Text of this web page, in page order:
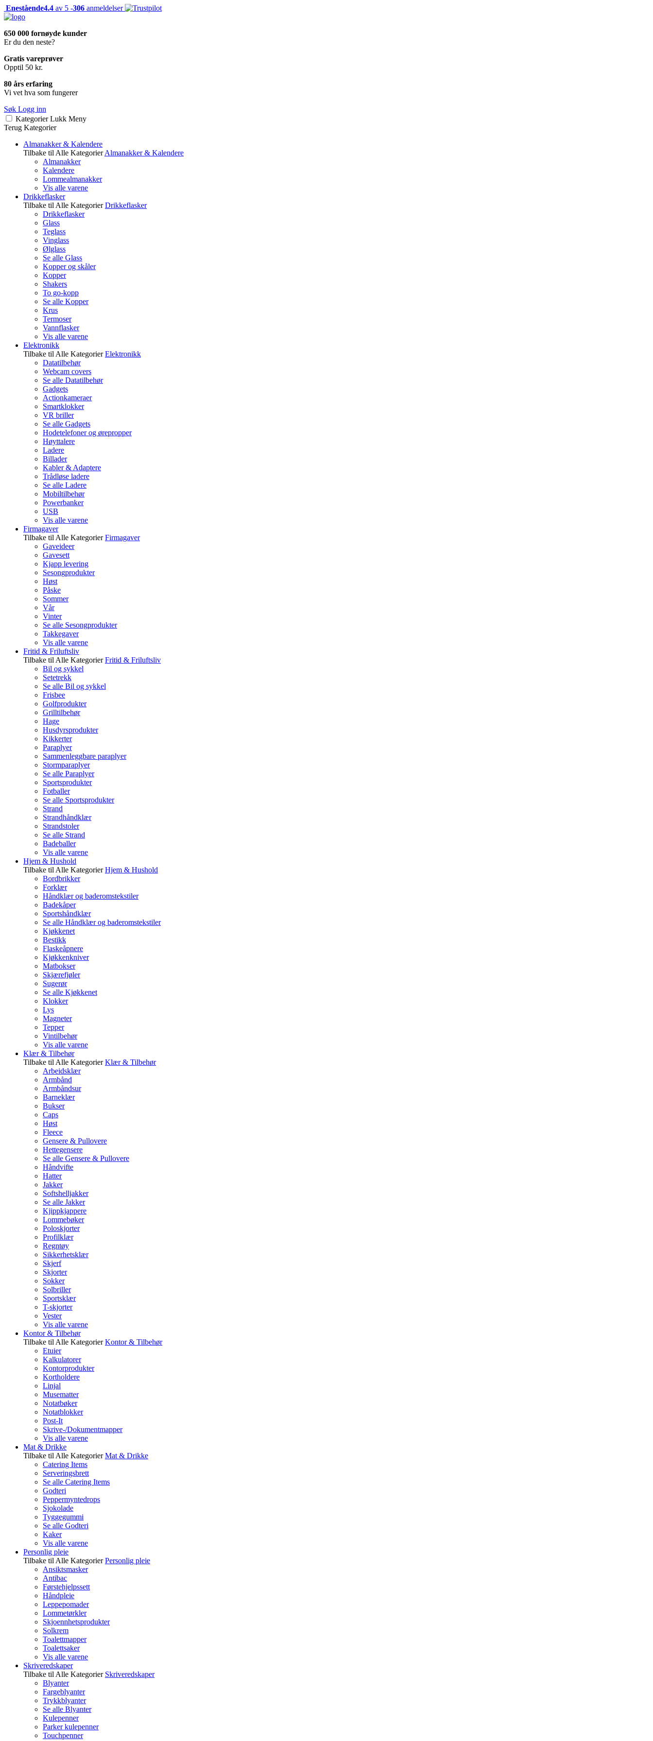
Enestående4.4 av 5 -306 anmeldelser
650 000 fornøyde kunder
Er du den neste?
Gratis vareprøver
Opptil 50 kr.
80 års erfaring
Vi vet hva som fungerer
Søk Logg inn
Kategorier Lukk Meny
Terug Kategorier
Almanakker & Kalendere
Tilbake til Alle Kategorier Almanakker & Kalendere
Almanakker
Kalendere
Lommealmanakker
Vis alle varene
Drikkeflasker
Tilbake til Alle Kategorier Drikkeflasker
Drikkeflasker
Glass
Teglass
Vinglass
Ølglass
Se alle Glass
Kopper og skåler
Kopper
Shakers
To go-kopp
Se alle Kopper
Krus
Termoser
Vannflasker
Vis alle varene
Elektronikk
Tilbake til Alle Kategorier Elektronikk
Datatilbehør
Webcam covers
Se alle Datatilbehør
Gadgets
Actionkameraer
Smartklokker
VR briller
Se alle Gadgets
Hodetelefoner og ørepropper
Høyttalere
Ladere
Billader
Kabler & Adaptere
Trådløse ladere
Se alle Ladere
Mobiltilbehør
Powerbanker
USB
Vis alle varene
Firmagaver
Tilbake til Alle Kategorier Firmagaver
Gaveideer
Gavesett
Kjapp levering
Sesongprodukter
Høst
Påske
Sommer
Vår
Vinter
Se alle Sesongprodukter
Takkegaver
Vis alle varene
Fritid & Friluftsliv
Tilbake til Alle Kategorier Fritid & Friluftsliv
Bil og sykkel
Setetrekk
Se alle Bil og sykkel
Frisbee
Golfprodukter
Grilltilbehør
Hage
Husdyrsprodukter
Kikkerter
Paraplyer
Sammenleggbare paraplyer
Stormparaplyer
Se alle Paraplyer
Sportsprodukter
Fotballer
Se alle Sportsprodukter
Strand
Strandhåndklær
Strandstoler
Se alle Strand
Badeballer
Vis alle varene
Hjem & Hushold
Tilbake til Alle Kategorier Hjem & Hushold
Bordbrikker
Forklær
Håndklær og baderomstekstiler
Badekåper
Sportshåndklær
Se alle Håndklær og baderomstekstiler
Kjøkkenet
Bestikk
Flaskeåpnere
Kjøkkenkniver
Matbokser
Skjærefjøler
Sugerør
Se alle Kjøkkenet
Klokker
Lys
Magneter
Tepper
Vintilbehør
Vis alle varene
Klær & Tilbehør
Tilbake til Alle Kategorier Klær & Tilbehør
Arbeidsklær
Armbånd
Armbåndsur
Barneklær
Bukser
Caps
Høst
Fleece
Gensere & Pullovere
Hettegensere
Se alle Gensere & Pullovere
Håndvifte
Hatter
Jakker
Softshelljakker
Se alle Jakker
Kjippkjappere
Lommebøker
Poloskjorter
Profilklær
Regntøy
Sikkerhetsklær
Skjerf
Skjorter
Sokker
Solbriller
Sportsklær
T-skjorter
Vester
Vis alle varene
Kontor & Tilbehør
Tilbake til Alle Kategorier Kontor & Tilbehør
Etuier
Kalkulatorer
Kontorprodukter
Kortholdere
Linjal
Musematter
Notatbøker
Notatblokker
Post-It
Skrive-/Dokumentmapper
Vis alle varene
Mat & Drikke
Tilbake til Alle Kategorier Mat & Drikke
Catering Items
Serveringsbrett
Se alle Catering Items
Godteri
Peppermyntedrops
Sjokolade
Tyggegummi
Se alle Godteri
Kaker
Vis alle varene
Personlig pleie
Tilbake til Alle Kategorier Personlig pleie
Ansiktsmasker
Antibac
Førstehjelpssett
Håndpleie
Leppepomader
Lommetørkler
Skjoennhetsprodukter
Solkrem
Toalettmapper
Toalettsaker
Vis alle varene
Skriveredskaper
Tilbake til Alle Kategorier Skriveredskaper
Blyanter
Fargeblyanter
Trykkblyanter
Se alle Blyanter
Kulepenner
Parker kulepenner
Touchpenner